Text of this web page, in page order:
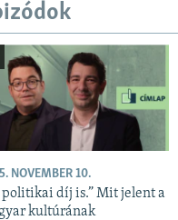
NOVEMBER 10.
politikai díj is.” Mit jelent a
kultúrának